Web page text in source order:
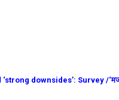
downsides’: Survey /